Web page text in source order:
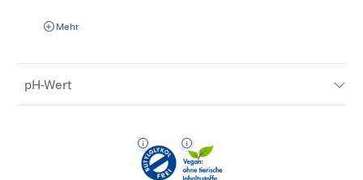
Mehr
pH-Wert